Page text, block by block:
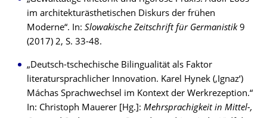
im architekturästhetischen Diskurs der frühen
Moderne“. In: Slowakische Zeitschrift für Germanistik9
(2017) 2, S. 33-48.
„Deutsch-tschechische Bilingualität als Faktor
literatursprachlicher Innovation. Karel Hynek (‚Ignaz‘)
Máchas Sprachwechsel im Kontext der Werkrezeption.“
In: Christoph Mauerer [Hg.]: Mehrsprachigkeit in Mittel-,